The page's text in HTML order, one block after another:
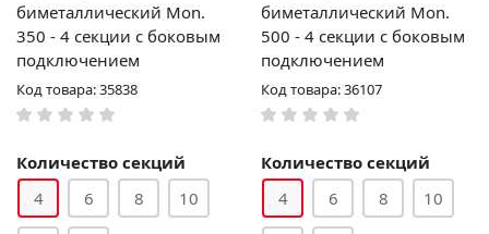
биметаллический Mon.
350 - 4 секции c боковым
подключением
Код товара: 35838
Количество секций
4
6 8 10
биметаллический Mon.
500 - 4 секции c боковым
подключением
Код товара: 36107
Количество секций
4
6 8 10